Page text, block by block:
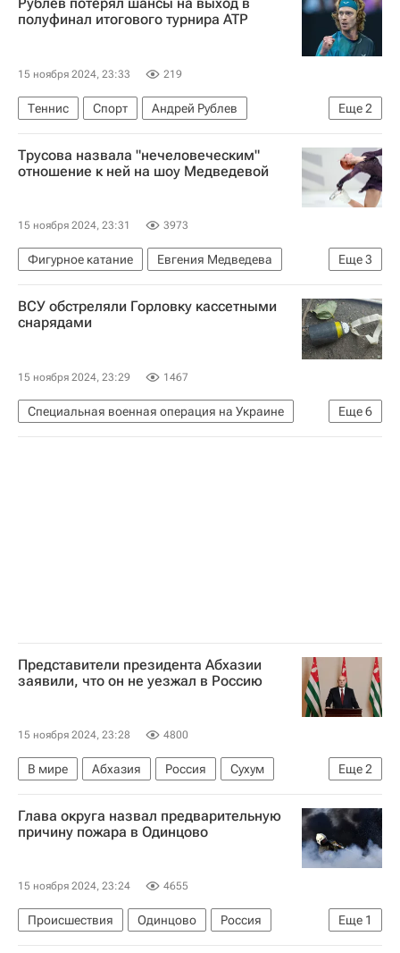
полуфинал итогового турнира ATP
15 ноября 2024, 23:33 219
Еще2
Теннис Спорт
Андрей Рублев
Каспер Рууд
АТР
Трусова назвала "нечеловеческим"
отношение к ней на шоу Медведевой
15 ноября 2024, 23:31 3973
Еще3
Фигурное катание
Евгения Медведева
Александра Игнатова (Трусова)
Рианна (Робин Фенти)
фигурное катание
ВСУ обстреляли Горловку кассетными
снарядами
15 ноября 2024, 23:29 1467
Еще6
Специальная военная операция на Украине
Горловка
Донецкая Народная Республика
Представители президента Абхазии
заявили, что он не уезжал в Россию
15 ноября 2024, 23:28 4800
Еще2
В мире Абхазия Россия
Сухум
Аслан Бжания
Протесты в Абхазии — 2024
Глава округа назвал предварительную
причину пожара в Одинцово
15 ноября 2024, 23:24 4655
Еще 1
Происшествия Одинцово
Россия
Московская область (Подмосковье)